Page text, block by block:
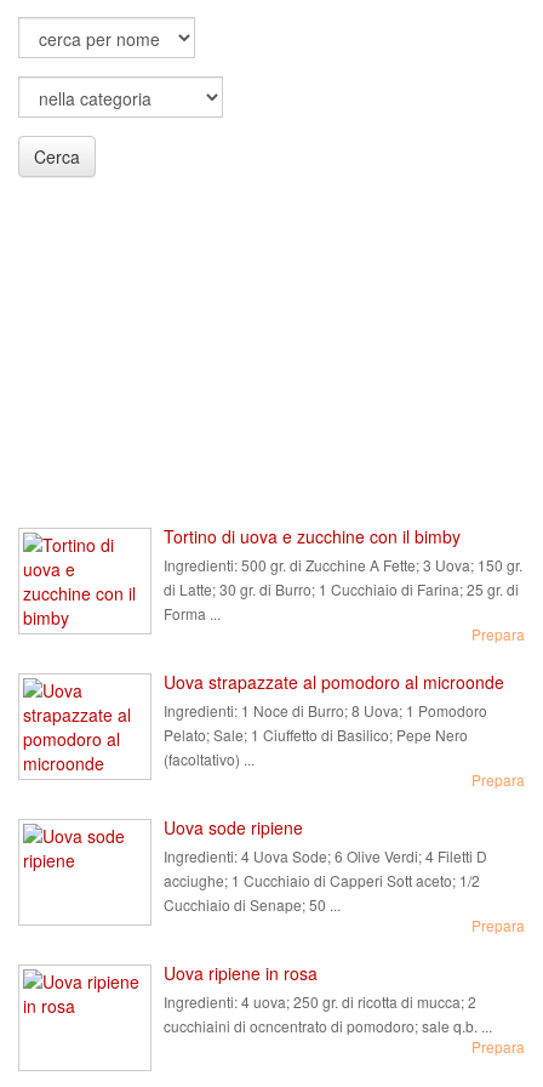
Cerca
Tortino di uova e zucchine con il bimby
Ingredienti:500 gr. di Zucchine A Fette; 3 Uova; 150 gr.
di Latte; 30 gr. di Burro; 1 Cucchiaio di Farina; 25 gr. di
Forma ...
Prepara
Uova strapazzate al pomodoro al microonde
Ingredienti: 1 Noce di Burro; 8 Uova; 1 Pomodoro
Pelato; Sale; 1 Ciuffetto di Basilico; Pepe Nero
(facoltativo) ...
Prepara
Uova sode ripiene
Ingredienti:4 Uova Sode; 6 Olive Verdi; 4 Filetti D
acciughe; 1 Cucchiaio di Capperi Sott aceto; 1/2
Cucchiaio di Senape; 50 ...
Prepara
Uova ripiene in rosa
Ingredienti:4 uova; 250 gr. di ricotta di mucca; 2
cucchiaini di ocncentrato di pomodoro; sale q.b. ...
Prepara